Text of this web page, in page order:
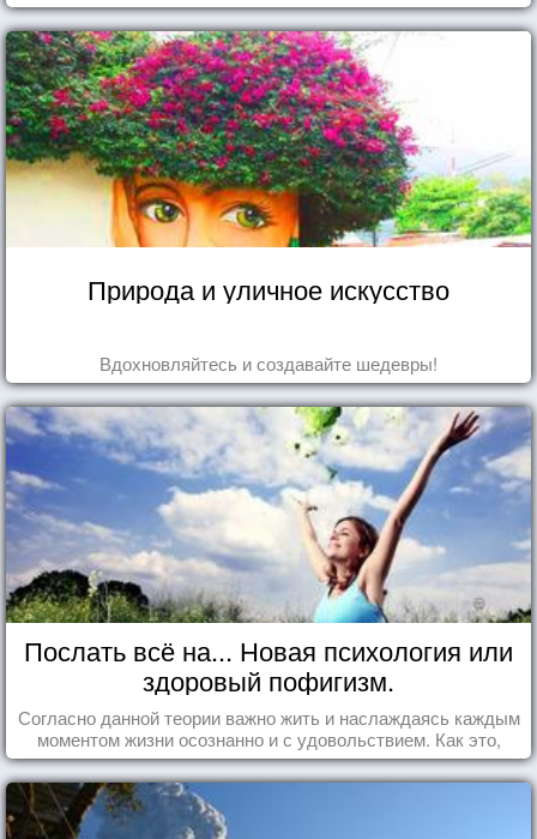
Природа и уличное искусство
Вдохновляйтесь и создавайте шедевры!
Послать всё на... Новая психология или
здоровый пофигизм.
Согласно данной теории важно жить и наслаждаясь каждым
моментом жизни осознанно и с удовольствием. Как это,
попробуем разобраться на реальных примерах.